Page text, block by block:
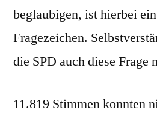
beglaubigen, ist hierbei
Fragezeichen.
die SPD auch diese Frage
11.819 Stimmen konnten